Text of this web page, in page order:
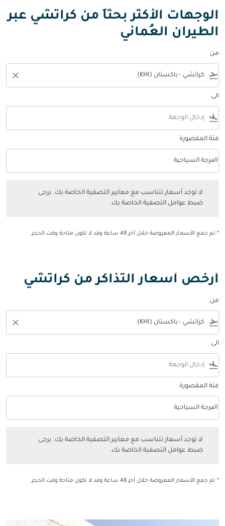
الوجهات الأكثر بحثاً من كراتشي عبر
الطيران العُماني
من
flight_takeoff
close
الى
flight_land
فئة المقصورة
فئة المقصورة option الدرجة السياحية Selected
الدرجة السياحية
keyboard_arrow_down
لا توجد أسعار تتناسب مع معايير التصفية الخاصة بك. يرجى
ضبط عوامل التصفية الخاصة بك.
* تم جمع الأسعار المعروضة خلال آخر 48 ساعة وقد لا تكون متاحة وقت الحجز.
أرخص أسعار التذاكر من كراتشي
من
flight_takeoff
close
الى
flight_land
فئة المقصورة
فئة المقصورة option الدرجة السياحية Selected
الدرجة السياحية
keyboard_arrow_down
لا توجد أسعار تتناسب مع معايير التصفية الخاصة بك. يرجى
ضبط عوامل التصفية الخاصة بك.
* تم جمع الأسعار المعروضة خلال آخر 48 ساعة وقد لا تكون متاحة وقت الحجز.